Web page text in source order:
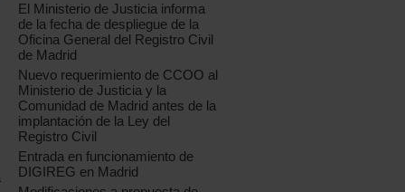
El Ministerio de Justicia informa
de la fecha de despliegue de la
Oficina General del Registro Civil
de Madrid
Nuevo requerimiento de CCOO al
Ministerio de Justicia y la
Comunidad de Madrid antes de la
implantación de la Ley del
Registro Civil
Entrada en funcionamiento de
DIGIREG en Madrid